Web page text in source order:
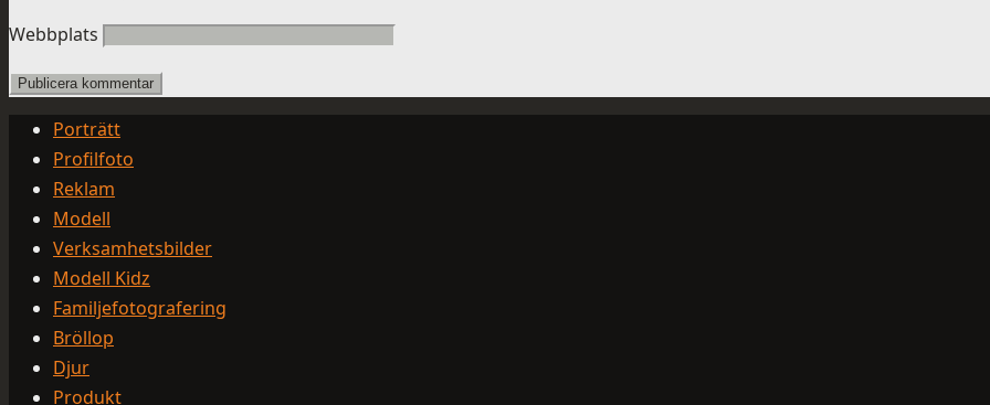
Webbplats
Porträtt
Profilfoto
Reklam
Modell
Verksamhetsbilder
Modell Kidz
Familjefotografering
Bröllop
Djur
Produkt